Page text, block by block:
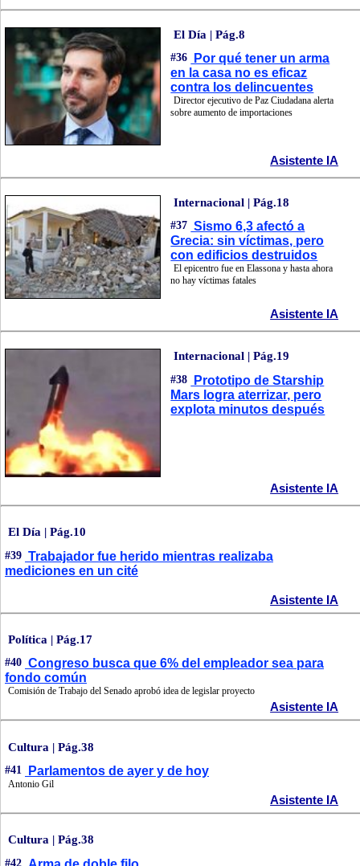
El Día | Pág.8
#36
Por qué tener un arma
en la casa no es eficaz
contra los delincuentes
Director ejecutivo de Paz Ciudadana alerta
sobre aumento de importaciones
Asistente IA
Internacional | Pág.18
#37 Sismo 6,3 afectó a
Grecia: sin víctimas, pero
con edificios destruidos
El epicentro fue en Elassona y hasta ahora
no hay víctimas fatales
Asistente IA
Internacional | Pág.19
#38
Prototipo de Starship
Mars logra aterrizar, pero
explota minutos después
Asistente IA
El Día | Pág.10
#39 Trabajador fue herido mientras realizaba
mediciones en un cité
Asistente IA
Política | Pág.17
#40 Congreso busca que 6% del empleador sea para
fondo común
Comisión de Trabajo del Senado aprobó idea de legislar proyecto
Asistente IA
Cultura | Pág.38
#41 Parlamentos de ayer y de hoy
Antonio Gil
Asistente IA
Cultura | Pág.38
#42